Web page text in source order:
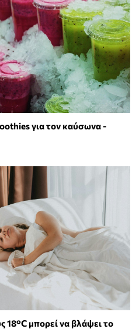
για τον καύσωνα -
18°C μπορεί να βλάψει το